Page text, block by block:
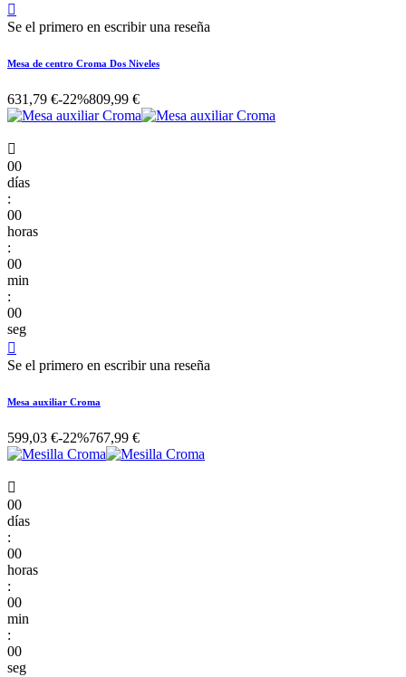

Se el primero en escribir una reseña
Mesa de centro Croma Dos Niveles
631,79 €-22%809,99 €

00
días
:
00
horas
:
00
min
:
00
seg

Se el primero en escribir una reseña
Mesa auxiliar Croma
599,03 €-22%767,99 €

00
días
:
00
horas
:
00
min
:
00
seg